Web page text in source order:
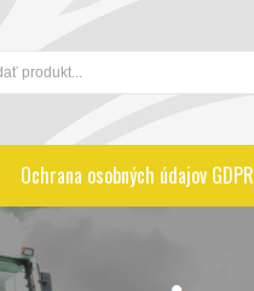
Ochrana osobných údajov GDPR